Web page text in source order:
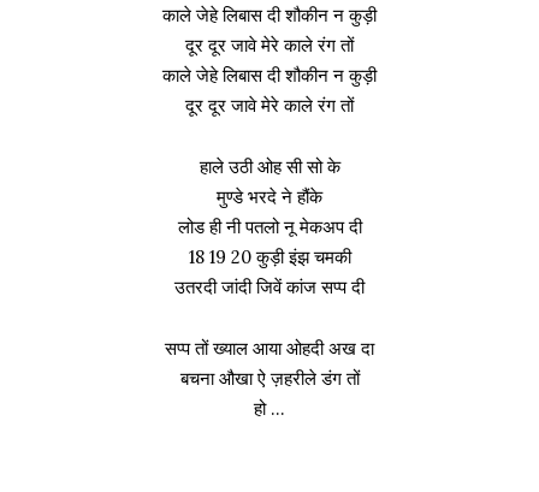
काले जेहे लिबास दी शौकीन न कुड़ी
दूर दूर जावे मेरे काले रंग तों
काले जेहे लिबास दी शौकीन न कुड़ी
दूर दूर जावे मेरे काले रंग तों
हाले उठी ओह सी सो के
मुण्डे भरदे ने हौंके
लोड ही नी पतलो नू मेकअप दी
18 19 20 कुड़ी इंझ चमकी
उतरदी जांदी जिवें कांज सप्प दी
सप्प तों ख्याल आया ओहदी अख दा
बचना औखा ऐ ज़हरीले डंग तों
हो …